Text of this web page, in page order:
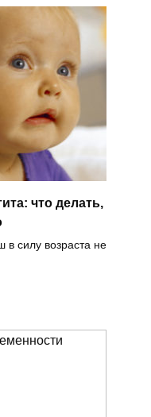
что делать,
в силу возраста не